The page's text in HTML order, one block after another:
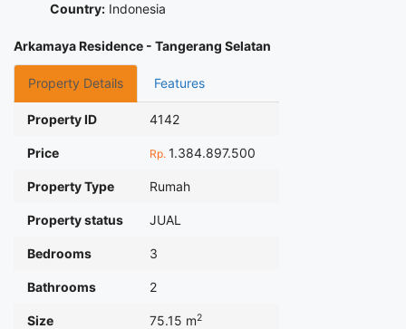
Country: Indonesia
Arkamaya Residence - Tangerang Selatan
Property Details Features
Property ID 4142
Price Rp.1.384.897.500
Property Type Rumah
Property status JUAL
Bedrooms 3
Bathrooms 2
Size 75.15 m2